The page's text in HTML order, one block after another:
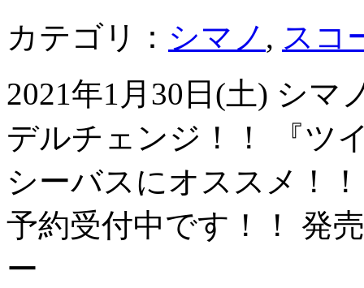
カテゴリ： シマノ , スコ
2021年1月30日(土) シマ
デルチェンジ！！ 『ツ
シーバスにオススメ！
予約受付中です！！ 発
ー